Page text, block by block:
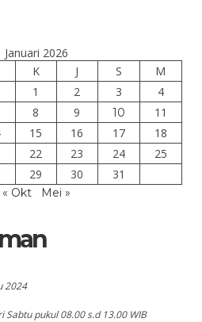
Januari 2026
K J S
M
1
2 3
4
8 9 10
11
15 16 17
18
22 23 24
25
29 30 31
« Okt Mei »
2024
Sabtu pukul 08.00 s.d 13.00 WIB